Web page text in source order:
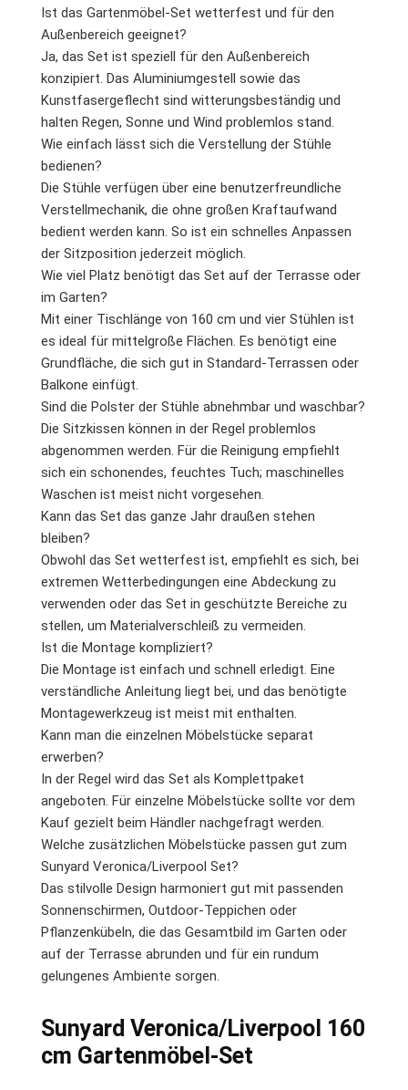
Ist das Gartenmöbel-Set wetterfest und für den
Außenbereich geeignet?
Ja, das Set ist speziell für den Außenbereich
konzipiert. Das Aluminiumgestell sowie das
Kunstfasergeflecht sind witterungsbeständig und
halten Regen, Sonne und Wind problemlos stand.
Wie einfach lässt sich die Verstellung der Stühle
bedienen?
Die Stühle verfügen über eine benutzerfreundliche
Verstellmechanik, die ohne großen Kraftaufwand
bedient werden kann. So ist ein schnelles Anpassen
der Sitzposition jederzeit möglich.
Wie viel Platz benötigt das Set auf der Terrasse oder
im Garten?
Mit einer Tischlänge von 160 cm und vier Stühlen ist
es ideal für mittelgroße Flächen. Es benötigt eine
Grundfläche, die sich gut in Standard-Terrassen oder
Balkone einfügt.
Sind die Polster der Stühle abnehmbar und waschbar?
Die Sitzkissen können in der Regel problemlos
abgenommen werden. Für die Reinigung empfiehlt
sich ein schonendes, feuchtes Tuch; maschinelles
Waschen ist meist nicht vorgesehen.
Kann das Set das ganze Jahr draußen stehen
bleiben?
Obwohl das Set wetterfest ist, empfiehlt es sich, bei
extremen Wetterbedingungen eine Abdeckung zu
verwenden oder das Set in geschützte Bereiche zu
stellen, um Materialverschleiß zu vermeiden.
Ist die Montage kompliziert?
Die Montage ist einfach und schnell erledigt. Eine
verständliche Anleitung liegt bei, und das benötigte
Montagewerkzeug ist meist mit enthalten.
Kann man die einzelnen Möbelstücke separat
erwerben?
In der Regel wird das Set als Komplettpaket
angeboten. Für einzelne Möbelstücke sollte vor dem
Kauf gezielt beim Händler nachgefragt werden.
Welche zusätzlichen Möbelstücke passen gut zum
Sunyard Veronica/Liverpool Set?
Das stilvolle Design harmoniert gut mit passenden
Sonnenschirmen, Outdoor-Teppichen oder
Pflanzenkübeln, die das Gesamtbild im Garten oder
auf der Terrasse abrunden und für ein rundum
gelungenes Ambiente sorgen.
Sunyard Veronica/Liverpool 160
cm Gartenmöbel-Set